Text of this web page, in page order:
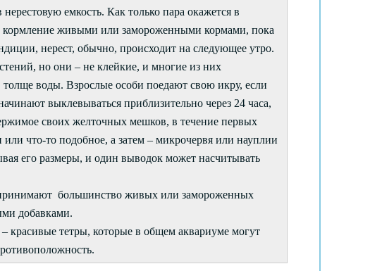
емкость. Как только пара окажется в
кормление живыми или замороженными кормами, пока
нерест, обычно, происходит на следующее утро.
но они – не клейкие, и многие из них
воды. Взрослые особи поедают свою икру, если
выклевываться приблизительно через 24 часа,
своих желточных мешков, в течение первых
что-то подобное, а затем – микрочервя или науплии
его размеры, и один выводок может насчитывать
большинство живых или замороженных
добавками.
красивые тетры, которые в общем аквариуме могут